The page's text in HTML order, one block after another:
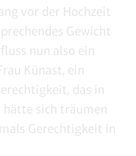
vor der Hochzeit
Gewicht
nun also ein
Künast, ein
das in
hätte sich träumen
Gerechtigkeit in